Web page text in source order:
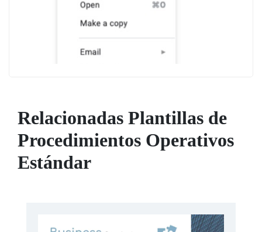
Relacionadas Plantillas de
Procedimientos Operativos
Estándar